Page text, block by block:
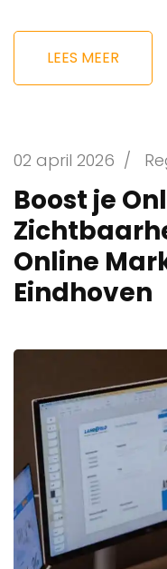
LEES MEER
02 april 2026 /
Boost je
Online
Eindhoven